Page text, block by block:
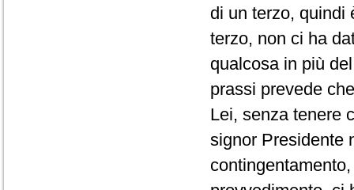
di un terzo, quindi
terzo, non ci ha
qualcosa in più
prassi prevede
Lei, senza tenere
signor Presidente